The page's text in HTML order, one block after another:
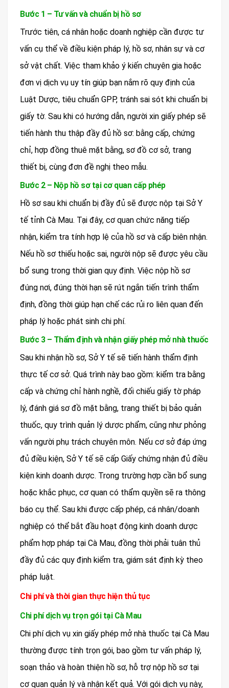
Bước 1 – Tư vấn và chuẩn bị hồ sơ
Trước tiên, cá nhân hoặc doanh nghiệp cần được tư
vấn cụ thể về điều kiện pháp lý, hồ sơ, nhân sự và cơ
sở vật chất. Việc tham khảo ý kiến chuyên gia hoặc
đơn vị dịch vụ uy tín giúp bạn nắm rõ quy định của
Luật Dược, tiêu chuẩn GPP, tránh sai sót khi chuẩn bị
giấy tờ. Sau khi có hướng dẫn, người xin giấy phép sẽ
tiến hành thu thập đầy đủ hồ sơ: bằng cấp, chứng
chỉ, hợp đồng thuê mặt bằng, sơ đồ cơ sở, trang
thiết bị, cùng đơn đề nghị theo mẫu.
Bước 2 – Nộp hồ sơ tại cơ quan cấp phép
Hồ sơ sau khi chuẩn bị đầy đủ sẽ được nộp tại Sở Y
tế tỉnh Cà Mau. Tại đây, cơ quan chức năng tiếp
nhận, kiểm tra tính hợp lệ của hồ sơ và cấp biên nhận.
Nếu hồ sơ thiếu hoặc sai, người nộp sẽ được yêu cầu
bổ sung trong thời gian quy định. Việc nộp hồ sơ
đúng nơi, đúng thời hạn sẽ rút ngắn tiến trình thẩm
định, đồng thời giúp hạn chế các rủi ro liên quan đến
pháp lý hoặc phát sinh chi phí.
Bước 3 – Thẩm định và nhận giấy phép mở nhà thuốc
Sau khi nhận hồ sơ, Sở Y tế sẽ tiến hành thẩm định
thực tế cơ sở. Quá trình này bao gồm: kiểm tra bằng
cấp và chứng chỉ hành nghề, đối chiếu giấy tờ pháp
lý, đánh giá sơ đồ mặt bằng, trang thiết bị bảo quản
thuốc, quy trình quản lý dược phẩm, cũng như phỏng
vấn người phụ trách chuyên môn. Nếu cơ sở đáp ứng
đủ điều kiện, Sở Y tế sẽ cấp Giấy chứng nhận đủ điều
kiện kinh doanh dược. Trong trường hợp cần bổ sung
hoặc khắc phục, cơ quan có thẩm quyền sẽ ra thông
báo cụ thể. Sau khi được cấp phép, cá nhân/doanh
nghiệp có thể bắt đầu hoạt động kinh doanh dược
phẩm hợp pháp tại Cà Mau, đồng thời phải tuân thủ
đầy đủ các quy định kiểm tra, giám sát định kỳ theo
pháp luật.
Chi phí và thời gian thực hiện thủ tục
Chi phí dịch vụ trọn gói tại Cà Mau
Chi phí dịch vụ xin giấy phép mở nhà thuốc tại Cà Mau
thường được tính trọn gói, bao gồm tư vấn pháp lý,
soạn thảo và hoàn thiện hồ sơ, hỗ trợ nộp hồ sơ tại
cơ quan quản lý và nhận kết quả. Với gói dịch vụ này,